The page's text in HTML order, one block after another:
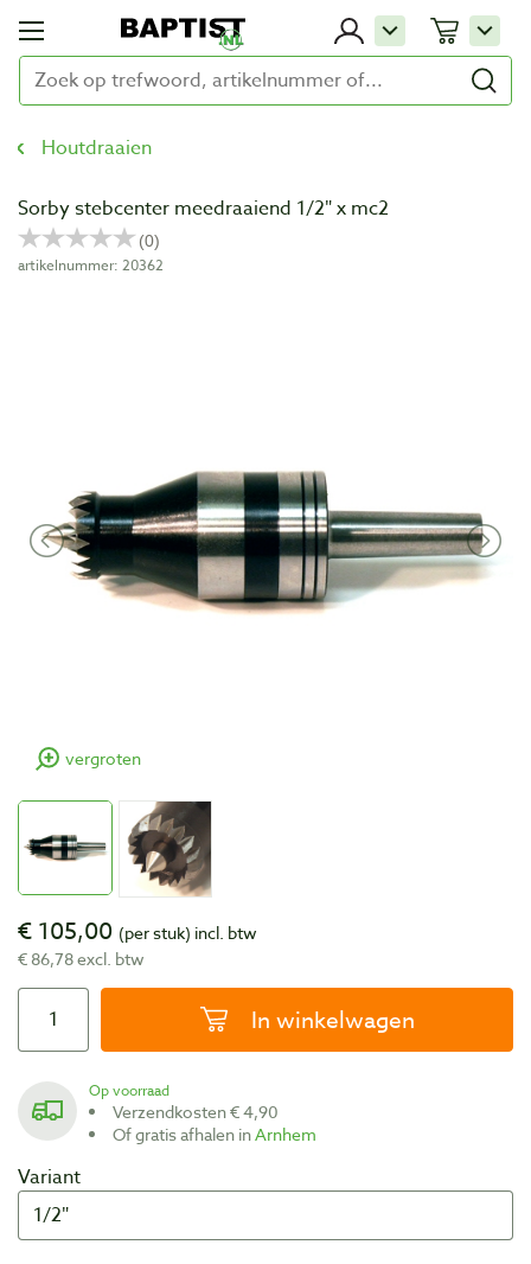
Houtdraaien
Sorby stebcenter meedraaiend 1/2″ x mc2
artikelnummer: 20362
vergroten
€ 105,00 (per stuk) incl. btw
€ 86,78 excl. btw
In winkelwagen
Op voorraad
Verzendkosten € 4,90
Of gratis afhalen inArnhem
Variant